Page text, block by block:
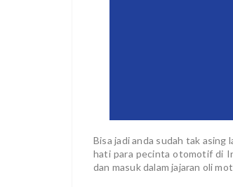
Bisa jadi anda sudah tak asing
hati para pecinta otomotif di
dan masuk dalam jajaran oli